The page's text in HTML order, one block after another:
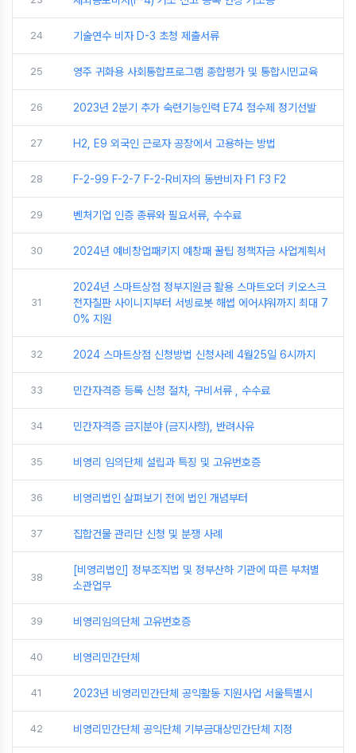
24 기술연수 비자 D-3 초청 제출서류
25 영주 귀화용 사회통합프로그램 종합평가 및 통합시민교육
26 2023년 2분기 추가 숙련기능인력 E74 점수제 정기선발
27 H2, E9 외국인 근로자 공장에서 고용하는 방법
28 F-2-99 F-2-7 F-2-R비자의 동반비자 F1 F3 F2
29 벤처기업 인증 종류와 필요서류, 수수료
30 2024년 예비창업패키지 예창패 꿀팁 정책자금 사업계획서
31
2024년 스마트상점 정부지원금 활용 스마트오더 키오스크
전자칠판 사이니지부터 서빙로봇 해썹 에어샤워까지 최대 7
0% 지원
32 2024 스마트상점 신청방법 신청사례 4월25일 6시까지
33 민간자격증 등록 신청 절차, 구비서류 , 수수료
34 민간자격증 금지분야 (금지사항), 반려사유
35 비영리 임의단체 설립과 특징 및 고유번호증
36 비영리법인 살펴보기 전에 법인 개념부터
37 집합건물 관리단 신청 및 분쟁 사례
38
[비영리법인] 정부조직법 및 정부산하 기관에 따른 부처별
소관업무
39 비영리임의단체 고유번호증
40 비영리민간단체
41 2023년 비영리민간단체 공익활동 지원사업 서울특별시
42 비영리민간단체 공익단체 기부금대상민간단체 지정